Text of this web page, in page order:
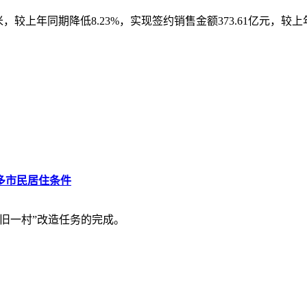
较上年同期降低8.23%，实现签约销售金额373.61亿元，较上
市民居住条件
一村”改造任务的完成。